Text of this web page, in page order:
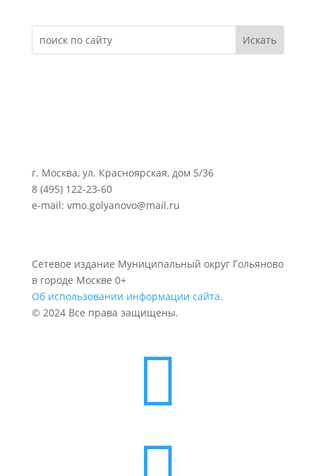
г. Москва, ул. Красноярская, дом 5/36
8 (495) 122-23-60
e-mail: vmo.golyanovo@mail.ru
Сетевое издание Муниципальный округ Гольяново
в городе Москве 0+
Об использовании информации сайта.
© 2024 Все права защищены.
